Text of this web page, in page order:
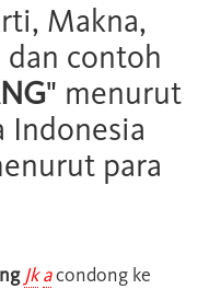
Makna,
contoh
" menurut
Indonesia
para
Jk acondong ke